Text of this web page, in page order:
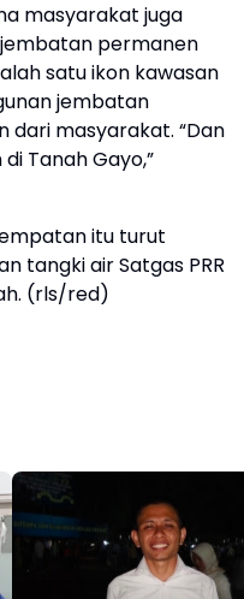
masyarakat juga
permanen
satu ikon kawasan
jembatan
masyarakat. “Dan
Tanah Gayo,”
itu turut
tangki air Satgas PRR
(rls/red)